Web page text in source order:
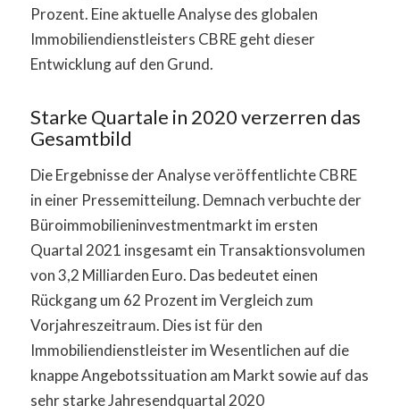
Prozent. Eine aktuelle Analyse des globalen
Immobiliendienstleisters CBRE geht dieser
Entwicklung auf den Grund.
Starke Quartale in 2020 verzerren das
Gesamtbild
Die Ergebnisse der Analyse veröffentlichte CBRE
in einer Pressemitteilung. Demnach verbuchte der
Büroimmobilieninvestmentmarkt im ersten
Quartal 2021 insgesamt ein Transaktionsvolumen
von 3,2 Milliarden Euro. Das bedeutet einen
Rückgang um 62 Prozent im Vergleich zum
Vorjahreszeitraum. Dies ist für den
Immobiliendienstleister im Wesentlichen auf die
knappe Angebotssituation am Markt sowie auf das
sehr starke Jahresendquartal 2020